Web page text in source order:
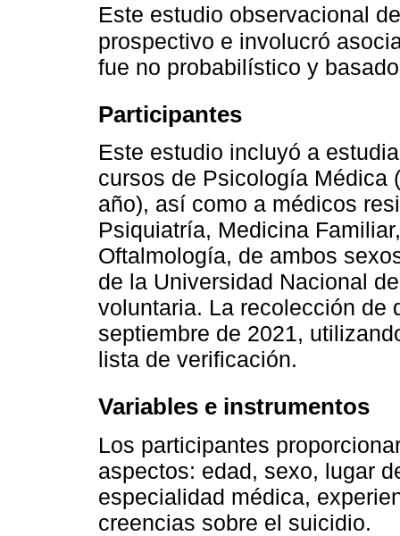
Este estudio observacional
prospectivo e involucró
fue no probabilístico y
Participantes
Este estudio incluyó a
cursos de Psicología Médica
año), así como a médicos
Psiquiatría, Medicina
Oftalmología, de ambos
de la Universidad Nacional
voluntaria. La recolección de
septiembre de 2021,
lista de verificación.
Variables e instrumentos
Los participantes
aspectos: edad, sexo, lugar
especialidad médica,
creencias sobre el suicidio.